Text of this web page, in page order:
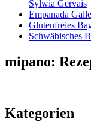
Sylwia Gervais
Empanada
Glutenfreies
Schwäbisches
mipano:
Kategorien